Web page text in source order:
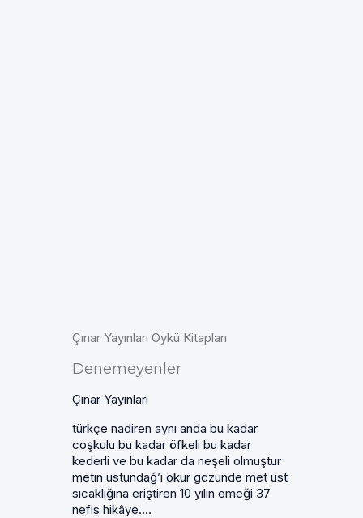
Çınar Yayınları Öykü Kitapları
Denemeyenler
Çınar Yayınları
türkçe nadiren aynı anda bu kadar
coşkulu bu kadar öfkeli bu kadar
kederli ve bu kadar da neşeli olmuştur
metin üstündağ’ı okur gözünde met üst
sıcaklığına eriştiren 10 yılın emeği 37
nefis hikâye....